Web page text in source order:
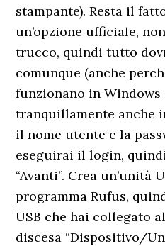
stampante). Resta il
un’opzione ufficiale,
trucco, quindi tutto
comunque (anche
funzionano in Windows
tranquillamente anche
il nome utente e la
eseguirai il login,
“Avanti”. Crea un’unità
programma Rufus,
USB che hai collegato
discesa “Dispositivo/